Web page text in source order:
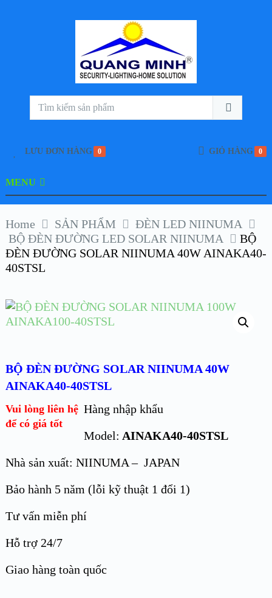
LƯU ĐƠN HÀNG 0 GIỎ HÀNG 0
MENU
Home SẢN PHẨM
ĐÈN LED NIINUMA
BỘ ĐÈN ĐƯỜNG LED SOLAR NIINUMA
BỘ
ĐÈN ĐƯỜNG SOLAR NIINUMA 40W AINAKA40-
40STSL
BỘ ĐÈN ĐƯỜNG SOLAR NIINUMA 40W
AINAKA40-40STSL
Vui lòng liên hệ
để có giá tốt
Hàng nhập khẩu
Model: AINAKA40-40STSL
Nhà sản xuất: NIINUMA – JAPAN
Bảo hành 5 năm (lỗi kỹ thuật 1 đổi 1)
Tư vấn miễn phí
Hỗ trợ 24/7
Giao hàng toàn quốc